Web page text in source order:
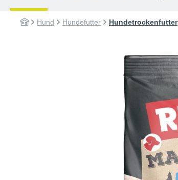
Hund Hundefutter Hundetrockenfutter